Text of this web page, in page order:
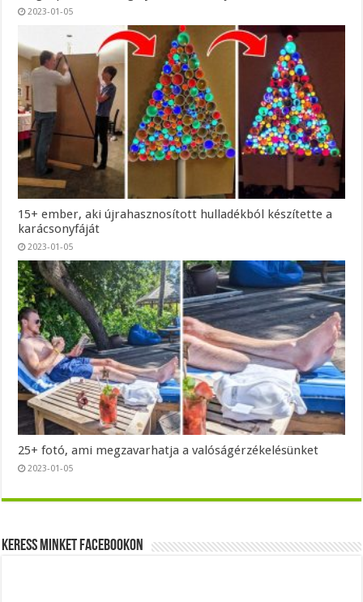
2023-01-05
15+ ember, aki újrahasznosított hulladékból készítette a
karácsonyfáját
2023-01-05
25+ fotó, ami megzavarhatja a valóságérzékelésünket
2023-01-05
Keress minket Facebookon